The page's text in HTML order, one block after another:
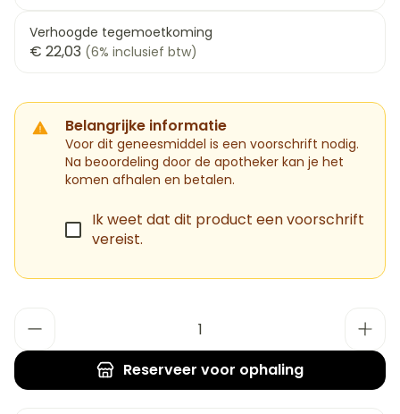
Verhoogde tegemoetkoming
€ 22,03 (6% inclusief btw)
Belangrijke informatie
Voor dit geneesmiddel is een voorschrift nodig.
Na beoordeling door de apotheker kan je het
komen afhalen en betalen.
Ik weet dat dit product een voorschrift
vereist.
Reserveer voor ophaling